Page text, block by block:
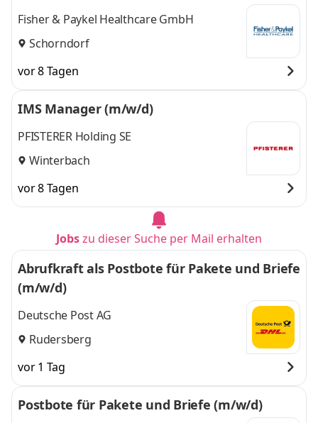
Fisher & Paykel Healthcare GmbH
Schorndorf
vor 8 Tagen
IMS Manager (m/w/d)
PFISTERER Holding SE
Winterbach
vor 8 Tagen
Jobszu dieser Suche per Mail erhalten
Abrufkraft als Postbote für Pakete und Briefe
(m/w/d)
Deutsche Post AG
Rudersberg
vor 1 Tag
Postbote für Pakete und Briefe (m/w/d)